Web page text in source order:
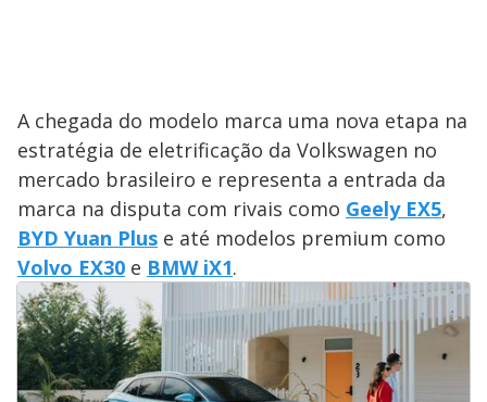
A chegada do modelo marca uma nova etapa na
estratégia de eletrificação da Volkswagen no
mercado brasileiro e representa a entrada da
marca na disputa com rivais como Geely EX5,
BYD Yuan Plus e até modelos premium como
Volvo EX30 e BMW iX1.